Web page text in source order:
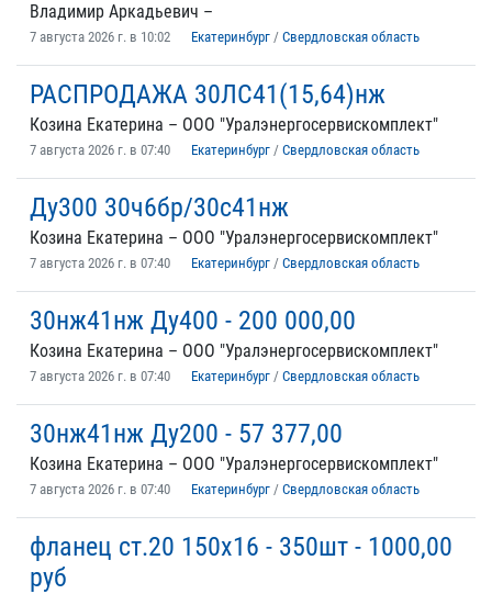
Владимир Аркадьевич –
7 августа 2026 г. в 10:02 Екатеринбург / Свердловская область
РАСПРОДАЖА 30ЛС41(15,64)нж
Козина Екатерина – ООО "Уралэнергосервискомплект"
7 августа 2026 г. в 07:40 Екатеринбург / Свердловская область
Ду300 30ч6бр/30с41нж
Козина Екатерина – ООО "Уралэнергосервискомплект"
7 августа 2026 г. в 07:40 Екатеринбург / Свердловская область
30нж41нж Ду400 - 200 000,00
Козина Екатерина – ООО "Уралэнергосервискомплект"
7 августа 2026 г. в 07:40 Екатеринбург / Свердловская область
30нж41нж Ду200 - 57 377,00
Козина Екатерина – ООО "Уралэнергосервискомплект"
7 августа 2026 г. в 07:40 Екатеринбург / Свердловская область
фланец ст.20 150х16 - 350шт - 1000,00
руб